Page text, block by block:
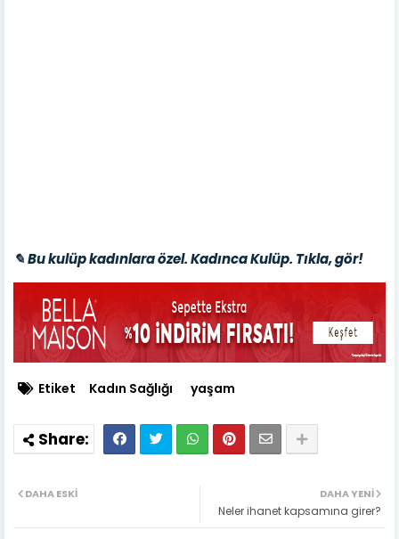
✎ Bu kulüp kadınlara özel. Kadınca Kulüp. Tıkla, gör!
Etiket Kadın Sağlığı yaşam
DAHA YENI
Neler ihanet kapsamına girer?
DAHA ESKI